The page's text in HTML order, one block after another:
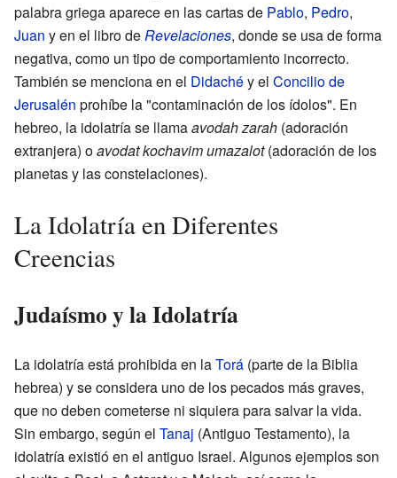
palabra griega aparece en las cartas de Pablo, Pedro,
Juan y en el libro de Revelaciones, donde se usa de forma
negativa, como un tipo de comportamiento incorrecto.
También se menciona en el Didachéy el Concilio de
Jerusalén prohíbe la "contaminación de los ídolos". En
hebreo, la idolatría se llamaavodah zarah (adoración
extranjera) oavodat kochavim umazalot(adoración de los
planetas y las constelaciones).
La Idolatría en Diferentes
Creencias
Judaísmo y la Idolatría
La idolatría está prohibida en laTorá (parte de la Biblia
hebrea) y se considera uno de los pecados más graves,
que no deben cometerse ni siquiera para salvar la vida.
Sin embargo, según el Tanaj (Antiguo Testamento), la
idolatría existió en el antiguo Israel. Algunos ejemplos son